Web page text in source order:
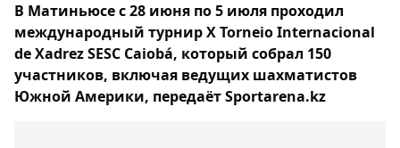
В Матиньюсе с 28 июня по 5 июля проходил
международный турнир X Torneio Internacional
de Xadrez SESC Caiobá, который собрал 150
участников, включая ведущих шахматистов
Южной Америки, передаёт Sportarena.kz